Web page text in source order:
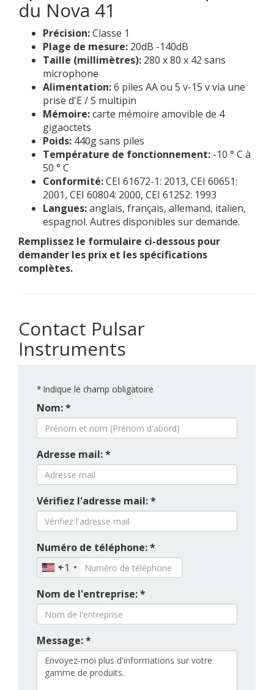
du Nova 41
Précision:Classe 1
Plage de mesure: 20dB -140dB
Taille (millimètres): 280 x 80 x 42 sans
microphone
Alimentation:6 piles AA ou 5 v-15 v via une
prise d'E / S multipin
Mémoire:carte mémoire amovible de 4
gigaoctets
Poids: 440g sans piles
Température de fonctionnement: -10 ° C à
50 ° C
Conformité:CEI 61672-1: 2013, CEI 60651:
2001, CEI 60804: 2000, CEI 61252: 1993
Langues:anglais, français, allemand, italien,
espagnol. Autres disponibles sur demande.
Remplissez le formulaire ci-dessous pour
demander les prix et les spécifications
complètes.
Contact Pulsar
Instruments
* Indique le champ obligatoire
Nom: *
Adresse mail: *
Vérifiez l'adresse mail: *
Numéro de téléphone: *
+1
Nom de l'entreprise: *
Message: *